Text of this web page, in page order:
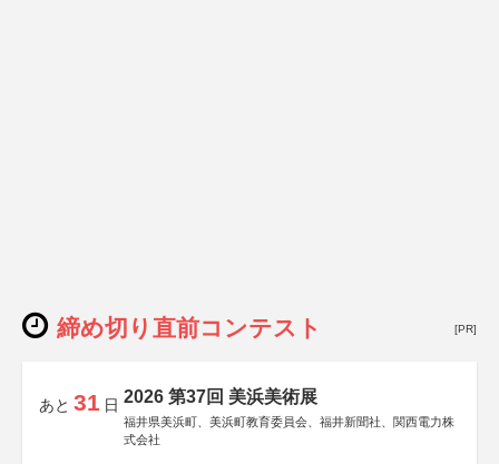
締め切り直前コンテスト [PR]
あと 31 日 2026 第37回 美浜美術展
福井県美浜町、美浜町教育委員会、福井新聞社、関西電力株
式会社